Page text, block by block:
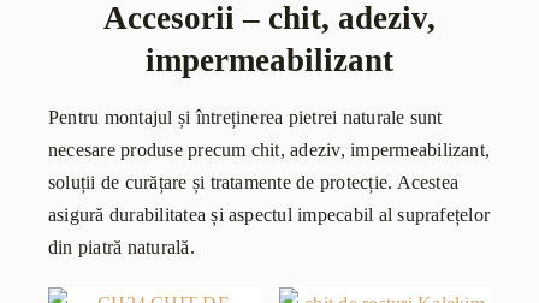
Accesorii – chit, adeziv,
impermeabilizant
Pentru montajul și întreținerea pietrei naturale sunt
necesare produse precum chit, adeziv, impermeabilizant,
soluții de curățare și tratamente de protecție. Acestea
asigură durabilitatea și aspectul impecabil al suprafețelor
din piatră naturală.